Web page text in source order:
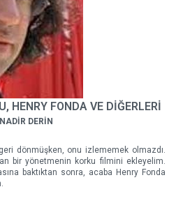
HENRY FONDA VE DİĞERLERİ
DERİN
dönmüşken, onu izlememek olmazdı.
bir yönetmenin korku filmini ekleyelim.
baktıktan sonra, acaba Henry Fonda